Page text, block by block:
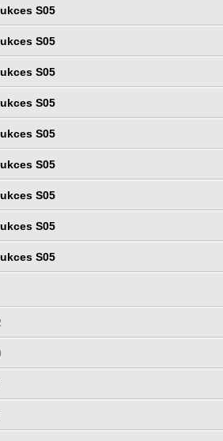
S05
S05
S05
S05
S05
S05
S05
S05
S05